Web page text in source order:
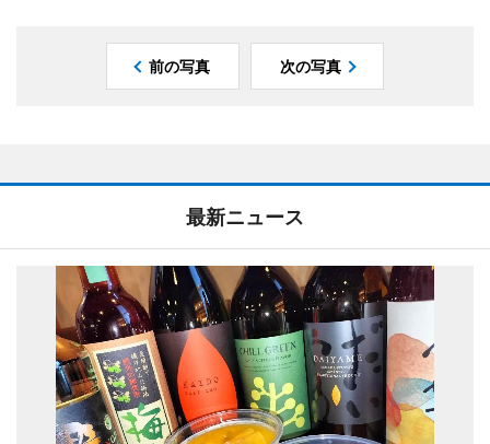
前の写真 次の写真
最新ニュース